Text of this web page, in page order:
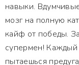
навыки.
мозг на полную
кайф от победы.
супермен! Каждый
пытаешься